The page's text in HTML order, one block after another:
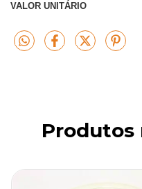
VALOR UNITÁRIO
Produtos